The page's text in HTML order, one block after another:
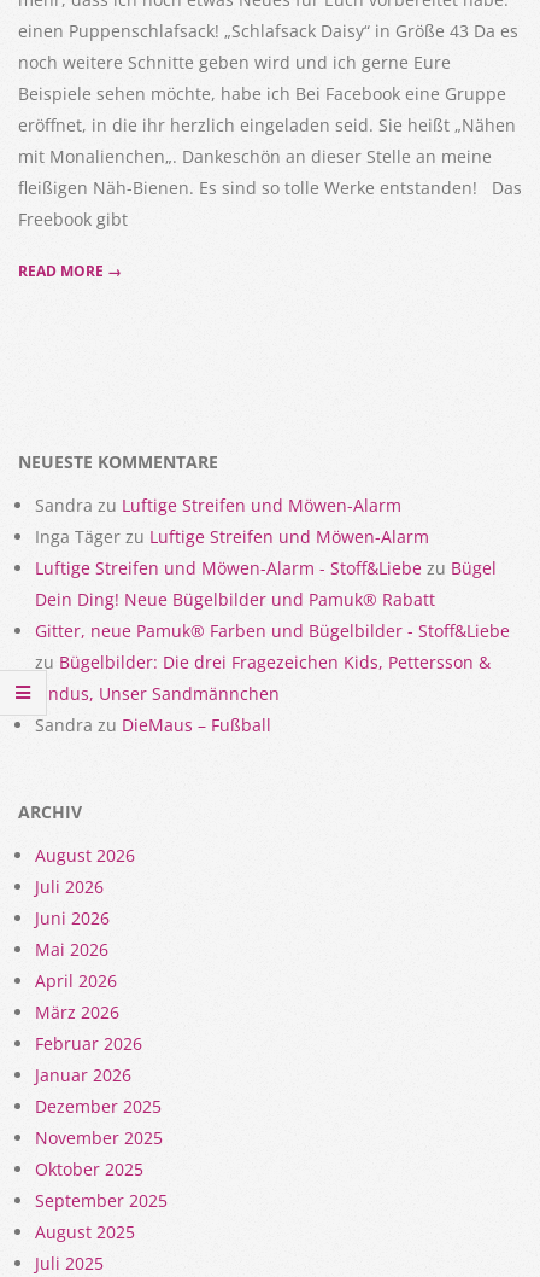
einen Puppenschlafsack! „Schlafsack Daisy“ in Größe 43 Da es
noch weitere Schnitte geben wird und ich gerne Eure
Beispiele sehen möchte, habe ich Bei Facebook eine Gruppe
eröffnet, in die ihr herzlich eingeladen seid. Sie heißt „Nähen
mit Monalienchen„. Dankeschön an dieser Stelle an meine
fleißigen Näh-Bienen. Es sind so tolle Werke entstanden! Das
Freebook gibt
READ MORE →
NEUESTE KOMMENTARE
Sandra zu Luftige Streifen und Möwen-Alarm
Inga Täger zu Luftige Streifen und Möwen-Alarm
Luftige Streifen und Möwen-Alarm - Stoff&Liebe zu Bügel
Dein Ding! Neue Bügelbilder und Pamuk® Rabatt
Gitter, neue Pamuk® Farben und Bügelbilder - Stoff&Liebe
zu Bügelbilder: Die drei Fragezeichen Kids, Pettersson &
Findus, Unser Sandmännchen
Sandra zu DieMaus – Fußball
ARCHIV
August 2026
Juli 2026
Juni 2026
Mai 2026
April 2026
März 2026
Februar 2026
Januar 2026
Dezember 2025
November 2025
Oktober 2025
September 2025
August 2025
Juli 2025